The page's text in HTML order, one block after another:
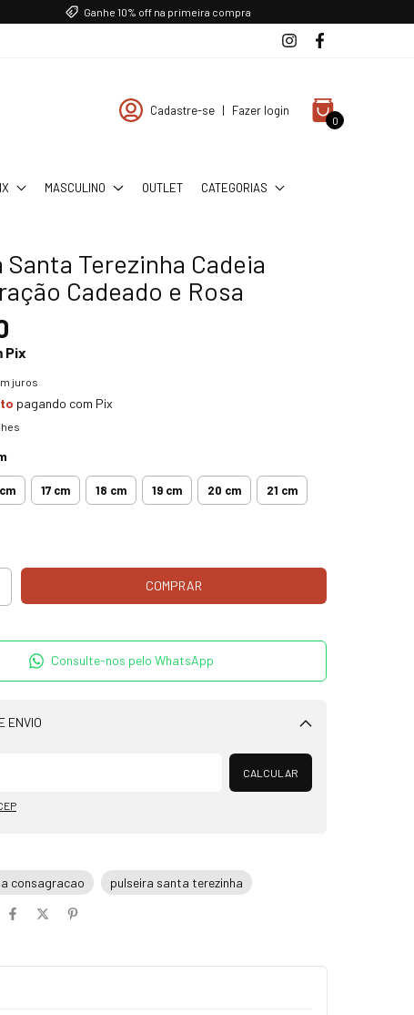
Ganhe 10% off na primeira compra
Cadastre-se | Fazer login
0
MASCULINO OUTLET CATEGORIAS
Santa Terezinha Cadeia
Cadeado e Rosa
Pix
juros
pagando com Pix
17 cm 18 cm 19 cm 20 cm 21 cm
Consulte-nos pelo WhatsApp
ENVIO
Alterar CEP
CALCULAR
consagracao pulseira santa terezinha